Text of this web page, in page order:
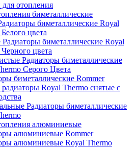
отопления
биметаллические
биметаллические Royal
цвета
биметаллические Royal
цвета
Радиаторы биметаллические
Серого Цвета
биметаллические Rommer
Royal Thermo снятые с
Радиаторы биметаллические
алюминиевые
алюминиевые Rommer
алюминиевые Royal Thermo